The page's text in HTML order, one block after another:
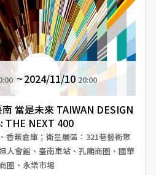
2024/11/10 20:00
當是未來 TAIWAN DESIGN
THE NEXT 400
香蕉倉庫；衛星展區：321巷藝術聚
人會館、臺南車站、孔廟商圈、國華
圈、永樂市場